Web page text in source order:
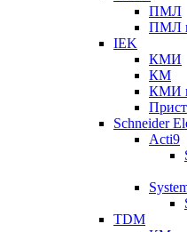
ПМЛ
ПМЛ
IEK
КМИ
КМ
КМИ в
Schneider
Acti9
TDM